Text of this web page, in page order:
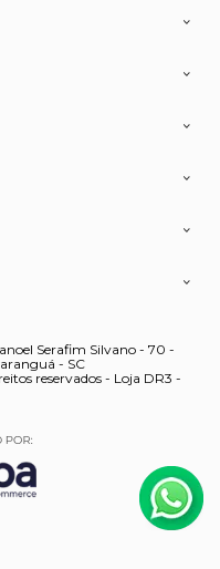
Serafim Silvano - 70 -
- SC
reservados - Loja DR3 -